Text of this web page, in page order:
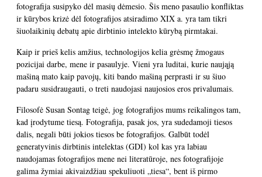
fotografija susipyko dėl masių dėmesio. Šis meno pasaulio konfliktas
ir kūrybos krizė dėl fotografijos atsiradimo XIX a. yra tam tikri
šiuolaikinių debatų apie dirbtinio intelekto kūrybą pirmtakai.
Kaip ir prieš kelis amžius, technologijos kelia grėsmę žmogaus
pozicijai darbe, mene ir pasaulyje. Vieni yra luditai, kurie naująją
mašiną mato kaip pavojų, kiti bando mašiną perprasti ir su šiuo
padaru susidraugauti, o treti naudojasi naujosios eros privalumais.
Filosofė Susan Sontag teigė, jog fotografijos mums reikalingos tam,
kad įrodytume tiesą. Fotografija, pasak jos, yra sudedamoji tiesos
dalis, negali būti jokios tiesos be fotografijos. Galbūt todėl
generatyvinis dirbtinis intelektas (GDI) kol kas yra labiau
naudojamas fotografijos mene nei literatūroje, nes fotografijoje
galima žymiai akivaizdžiau spekuliuoti „tiesa“, bent iš pirmo